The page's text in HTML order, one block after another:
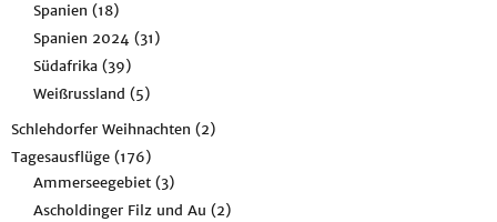
Spanien (18)
Spanien 2024 (31)
Südafrika (39)
Weißrussland (5)
Schlehdorfer Weihnachten (2)
Tagesausflüge (176)
Ammerseegebiet (3)
Ascholdinger Filz und Au (2)